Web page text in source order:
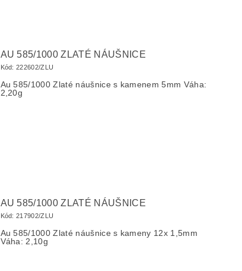
AU 585/1000 ZLATÉ NÁUŠNICE
Kód:222602/ZLU
Au 585/1000 Zlaté náušnice s kamenem 5mm Váha:
2,20g
AU 585/1000 ZLATÉ NÁUŠNICE
Kód:217902/ZLU
Au 585/1000 Zlaté náušnice s kameny 12x 1,5mm
Váha: 2,10g